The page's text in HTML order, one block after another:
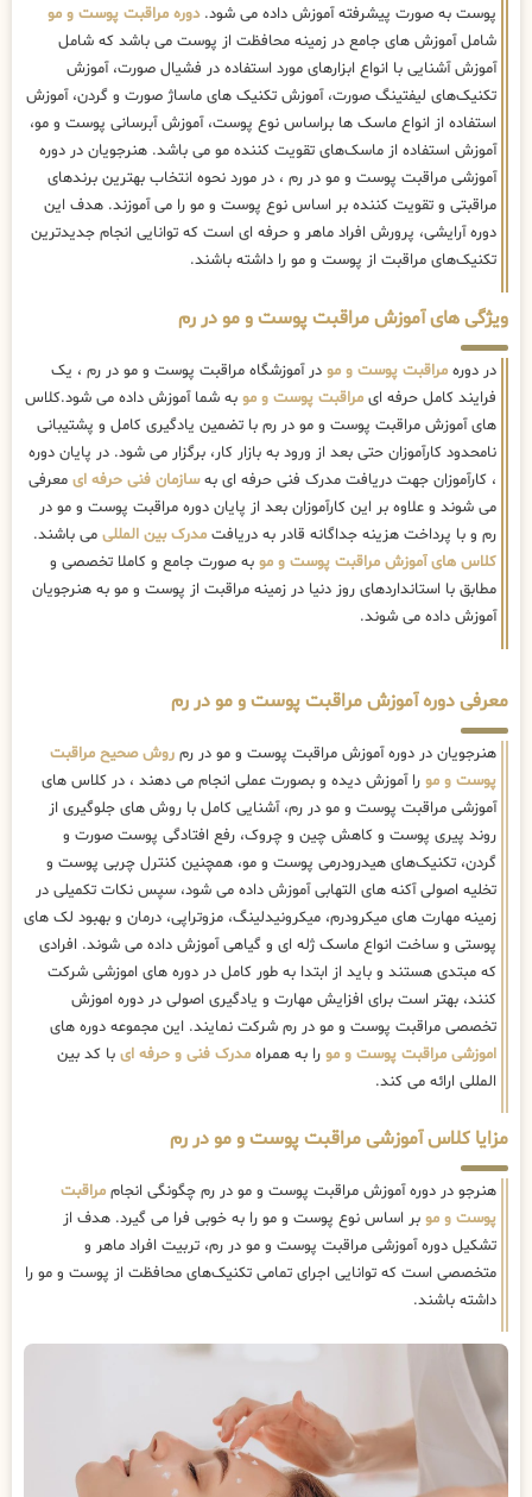
پوست به صورت پیشرفته آموزش داده می شود.دوره مراقبت پوست و مو
شامل آموزش های جامع در زمینه محافظت از پوست می باشد که شامل
آموزش آشنایی با انواع ابزارهای مورد استفاده در فشیال صورت، آموزش
تکنیک‌های لیفتینگ صورت، آموزش تکنیک های ماساژ صورت و گردن، آموزش
استفاده از انواع ماسک ها براساس نوع پوست، آموزش آبرسانی پوست و مو،
آموزش استفاده از ماسک‌های تقویت کننده مو می باشد. هنرجویان در دوره
آموزشی مراقبت پوست و مو در رم ، در مورد نحوه انتخاب بهترین برندهای
مراقبتی و تقویت کننده بر اساس نوع پوست و مو را می آموزند. هدف این
دوره آرایشی، پرورش افراد ماهر و حرفه ای است که توانایی انجام جدیدترین
تکنیک‌های مراقبت از پوست و مو را داشته باشند.
ویژگی های آموزش مراقبت پوست و مو در رم
در دوره مراقبت پوست و مو در آموزشگاه مراقبت پوست و مو در رم ، یک
فرایند کامل حرفه ای مراقبت پوست و مو به شما آموزش داده می شود.کلاس
های آموزش مراقبت پوست و مو در رم با تضمین یادگیری کامل و پشتیبانی
نامحدود کارآموزان حتی بعد از ورود به بازار کار، برگزار می شود. در پایان دوره
، کارآموزان جهت دریافت مدرک فنی حرفه ای بهسازمان فنی حرفه ای معرفی
می شوند و علاوه بر این کارآموزان بعد از پایان دوره مراقبت پوست و مو در
رم و با پرداخت هزینه جداگانه قادر به دریافت مدرک بین المللی می باشند.
کلاس های آموزش مراقبت پوست و مو به صورت جامع و کاملا تخصصی و
مطابق با استانداردهای روز دنیا در زمینه مراقبت از پوست و مو به هنرجویان
آموزش داده می شوند.
معرفی دوره آموزش مراقبت پوست و مو در رم
هنرجویان در دوره آموزش مراقبت پوست و مو در رم روش صحیح مراقبت
پوست و مو را آموزش دیده و بصورت عملی انجام می دهند ، در کلاس های
آموزشی مراقبت پوست و مو در رم، آشنایی کامل با روش های جلوگیری از
روند پیری پوست و کاهش چین و چروک، رفع افتادگی پوست صورت و
گردن، تکنیک‌های هیدرودرمی پوست و مو، همچنین کنترل چربی پوست و
تخلیه اصولی آکنه های التهابی آموزش داده می شود، سپس نکات تکمیلی در
زمینه مهارت های میکرودرم، میکرونیدلینگ، مزوتراپی، درمان و بهبود لک های
پوستی و ساخت انواع ماسک ژله ای و گیاهی آموزش داده می شوند. افرادی
که مبتدی هستند و باید از ابتدا به طور کامل در دوره های اموزشی شرکت
کنند، بهتر است برای افزایش مهارت و یادگیری اصولی در دوره اموزش
تخصصی مراقبت پوست و مو در رم شرکت نمایند. این مجموعه دوره های
اموزشی مراقبت پوست و مو را به همراه مدرک فنی و حرفه ای با کد بین
المللی ارائه می کند.
مزایا کلاس آموزشی مراقبت پوست و مو در رم
هنرجو در دوره آموزش مراقبت پوست و مو در رم چگونگی انجام مراقبت
پوست و مو بر اساس نوع پوست و مو را به خوبی فرا می گیرد. هدف از
تشکیل دوره آموزشی مراقبت پوست و مو در رم، تربیت افراد ماهر و
متخصصی است که توانایی اجرای تمامی تکنیک‌های محافظت از پوست و مو را
داشته باشند.